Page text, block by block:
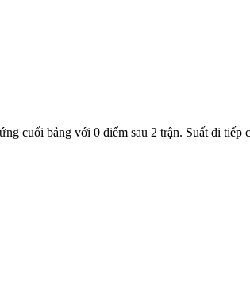
cuối bảng với 0 điểm sau 2 trận. Suất đi tiếp